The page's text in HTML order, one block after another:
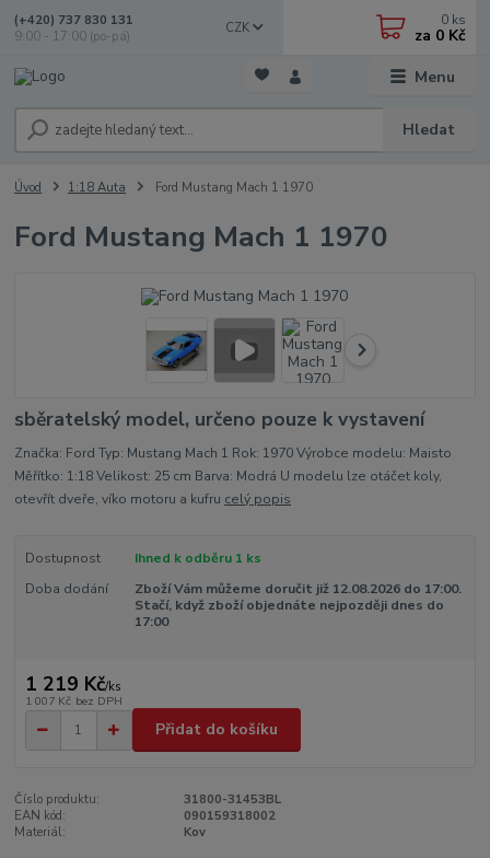
Menu
CZK
Hledat
(+420) 737 830 131
9:00 - 17:00 (po-pá)
0 ks
za 0 Kč
Úvod 1:18 Auta Ford Mustang Mach 1 1970
Ford Mustang Mach 1 1970
sběratelský model, určeno pouze k vystavení
Značka: Ford Typ: Mustang Mach 1 Rok: 1970 Výrobce modelu: Maisto
Měřítko: 1:18 Velikost: 25 cm Barva: Modrá U modelu lze otáčet koly,
otevřít dveře, víko motoru a kufru celý popis
Dostupnost
Ihned k odběru 1 ks
Doba dodání
Zboží Vám můžeme doručit již 12.08.2026 do 17:00.
Stačí, když zboží objednáte nejpozději dnes do
17:00
1 219 Kč/ks
1 007 Kč bez DPH
Přidat do košíku
Číslo produktu:
31800-31453BL
EAN kód:
090159318002
Materiál:
Kov